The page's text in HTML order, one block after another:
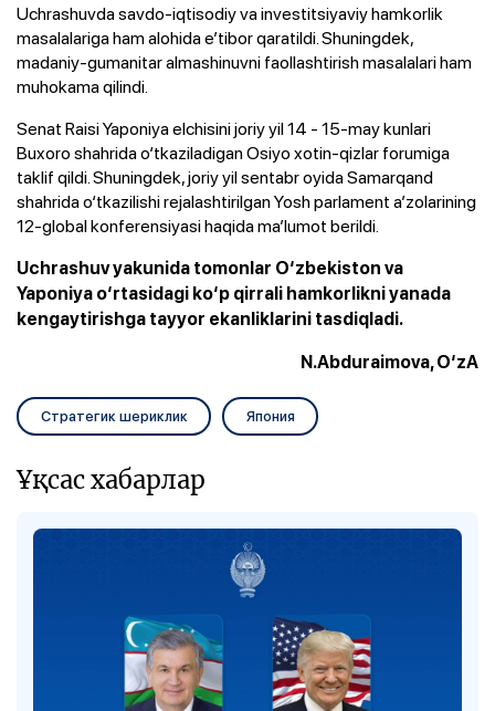
Uchrashuvda savdo-iqtisodiy va investitsiyaviy hamkorlik
masalalariga ham alohida e’tibor qaratildi. Shuningdek,
madaniy-gumanitar almashinuvni faollashtirish masalalari ham
muhokama qilindi.
Senat Raisi Yaponiya elchisini joriy yil 14 - 15-may kunlari
Buxoro shahrida o‘tkaziladigan Osiyo xotin-qizlar forumiga
taklif qildi. Shuningdek, joriy yil sentabr oyida Samarqand
shahrida o‘tkazilishi rejalashtirilgan Yosh parlament a’zolarining
12-global konferensiyasi haqida ma’lumot berildi.
Uchrashuv yakunida tomonlar O‘zbekiston va
Yaponiya o‘rtasidagi ko‘p qirrali hamkorlikni yanada
kengaytirishga tayyor ekanliklarini tasdiqladi.
N.Abduraimova, O‘zA
Стратегик шериклик Япония
Ұқсас хабарлар